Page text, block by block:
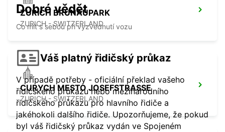
ZURICH BRUNAUPARK
ZURICH - SWITZERLAND
CURYCH MESTO JOSEFSTRASSE
ZURICH - SWITZERLAND
Dobré vědět
Co mít s sebou při vyzvednutí vozu
Váš platný řidičský průkaz
V případě potřeby - oficiální překlad vašeho
řidičského průkazu nebo mezinárodního
řidičského průkazu pro hlavního řidiče a
jakéhokoli dalšího řidiče. Upozorňujeme, že pokud
byl váš řidičský průkaz vydán ve Spojeném